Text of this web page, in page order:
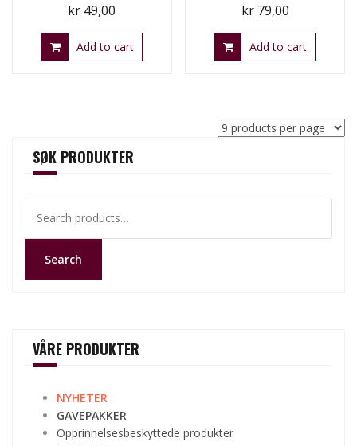
kr 49,00
Add to cart
kr79,00
Add to cart
SØK PRODUKTER
for:
Search
VÅRE PRODUKTER
NYHETER
GAVEPAKKER
Opprinnelsesbeskyttede produkter